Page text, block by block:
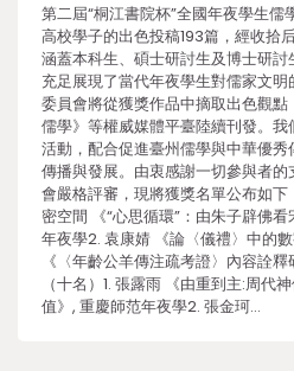
第二屆“桐江書院杯”全國年夜學生
高校學子的出色投稿193篇，經收拾
涵蓋本科生、碩士研討生及博士研討
充足展現了當代年夜學生對儒家文
委員會將從獲獎作品中摘取出色觀
儒學》等權威媒體平臺陸續刊發。
活動，配合促進臺州儒學與中華優
傳播與發展。由衷感謝一切參與者
會嚴格評審，現將獲獎名單公布如下
密空間 《“心思循環”：由朱子辟佛
年夜學2. 袁康婧 《論〈儀禮〉中的
《〈年齡公羊傳注疏考證〉內容詮
（十名）1. 張露雨 《由重到主:周代
值》, 重慶師范年夜學2. 張金珂…